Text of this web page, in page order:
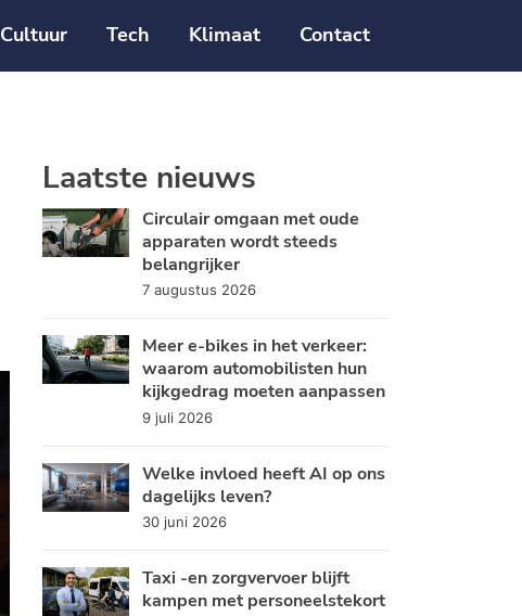
Cultuur Tech Klimaat Contact
Laatste nieuws
Circulair omgaan met oude
apparaten wordt steeds
belangrijker
7 augustus 2026
Meer e-bikes in het verkeer:
waarom automobilisten hun
kijkgedrag moeten aanpassen
9 juli 2026
Welke invloed heeft AI op ons
dagelijks leven?
30 juni 2026
Taxi -en zorgvervoer blijft
kampen met personeelstekort